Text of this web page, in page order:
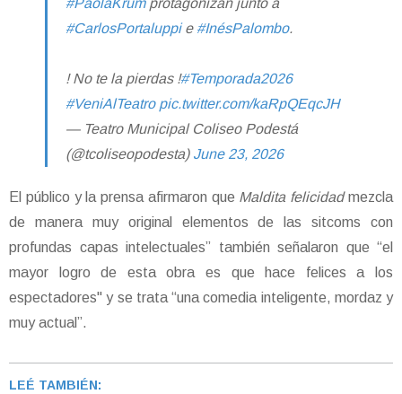
#PaolaKrumprotagonizan junto a
#CarlosPortaluppie #InésPalombo.
! No te la pierdas !#Temporada2026
#VeniAlTeatro pic.twitter.com/kaRpQEqcJH
— Teatro Municipal Coliseo Podestá
(@tcoliseopodesta) June 23, 2026
El público y la prensa afirmaron que Maldita felicidadmezcla
de manera muy original elementos de las sitcoms con
profundas capas intelectuales” también señalaron que “el
mayor logro de esta obra es que hace felices a los
espectadores" y se trata “una comedia inteligente, mordaz y
muy actual”.
LEÉ TAMBIÉN: